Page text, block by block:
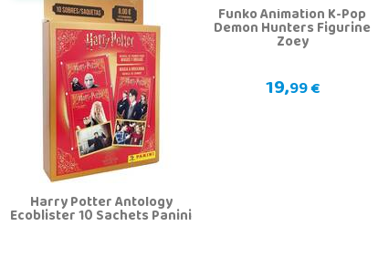
Harry Potter Antology
Ecoblister 10 Sachets Panini
Funko Animation K-Pop
Demon Hunters Figurine
Zoey
19,99 €